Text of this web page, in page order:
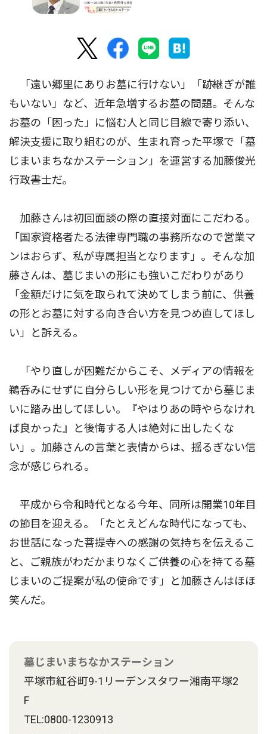
「遠い郷里にありお墓に行けない」「跡継ぎが誰
もいない」など、近年急増するお墓の問題。そんな
お墓の「困った」に悩む人と同じ目線で寄り添い、
解決支援に取り組むのが、生まれ育った平塚で「墓
じまいまちなかステーション」を運営する加藤俊光
行政書士だ。
加藤さんは初回面談の際の直接対面にこだわる。
「国家資格者たる法律専門職の事務所なので営業マ
ンはおらず、私が専属担当となります」。そんな加
藤さんは、墓じまいの形にも強いこだわりがあり
「金額だけに気を取られて決めてしまう前に、供養
の形とお墓に対する向き合い方を見つめ直してほし
い」と訴える。
「やり直しが困難だからこそ、メディアの情報を
鵜呑みにせずに自分らしい形を見つけてから墓じま
いに踏み出してほしい。『やはりあの時やらなけれ
ば良かった』と後悔する人は絶対に出したくな
い」。加藤さんの言葉と表情からは、揺るぎない信
念が感じられる。
平成から令和時代となる今年、同所は開業10年目
の節目を迎える。「たとえどんな時代になっても、
お世話になった菩提寺への感謝の気持ちを伝えるこ
と、ご親族がわだかまりなくご供養の心を持てる墓
じまいのご提案が私の使命です」と加藤さんはほほ
笑んだ。
墓じまいまちなかステーション
平塚市紅谷町9-1リーデンスタワー湘南平塚2
F
TEL:0800-1230913